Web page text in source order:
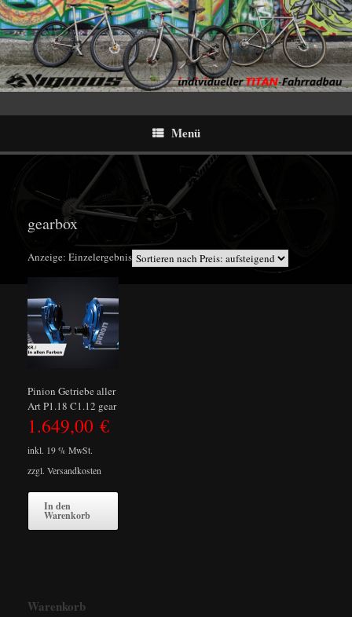
Menü
gearbox
Anzeige: Einzelergebnis
Pinion Getriebe aller
Art P1.18 C1.12 gear
1.649,00 €
inkl. 19 % MwSt.
zzgl. Versandkosten
In den
Warenkorb
Warenkorb